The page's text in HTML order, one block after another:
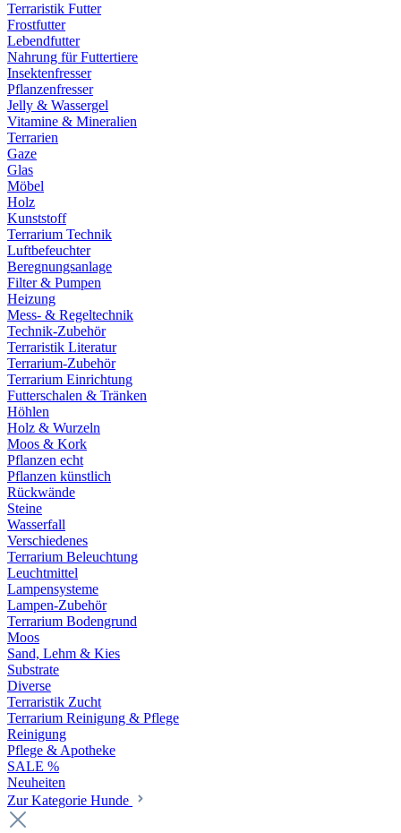
Terraristik Futter
Frostfutter
Lebendfutter
Nahrung für Futtertiere
Insektenfresser
Pflanzenfresser
Jelly & Wassergel
Vitamine & Mineralien
Terrarien
Gaze
Glas
Möbel
Holz
Kunststoff
Terrarium Technik
Luftbefeuchter
Beregnungsanlage
Filter & Pumpen
Heizung
Mess- & Regeltechnik
Technik-Zubehör
Terraristik Literatur
Terrarium-Zubehör
Terrarium Einrichtung
Futterschalen & Tränken
Höhlen
Holz & Wurzeln
Moos & Kork
Pflanzen echt
Pflanzen künstlich
Rückwände
Steine
Wasserfall
Verschiedenes
Terrarium Beleuchtung
Leuchtmittel
Lampensysteme
Lampen-Zubehör
Terrarium Bodengrund
Moos
Sand, Lehm & Kies
Substrate
Diverse
Terraristik Zucht
Terrarium Reinigung & Pflege
Reinigung
Pflege & Apotheke
SALE %
Neuheiten
Zur Kategorie Hunde